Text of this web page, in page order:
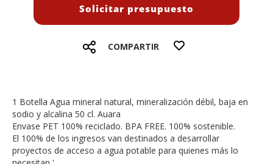
Solicitar presupuesto
COMPARTIR
1 Botella Agua mineral natural, mineralización débil, baja en
sodio y alcalina 50 cl. Auara
Envase PET 100% reciclado. BPA FREE. 100% sostenible.
El 100% de los ingresos van destinados a desarrollar
proyectos de acceso a agua potable para quienes más lo